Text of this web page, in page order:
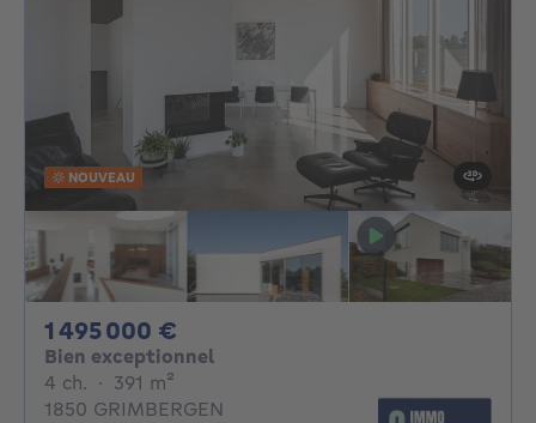
NOUVEAU
1 495 000 €
Bien exceptionnel
4 ch. 4 chambres
· 391 m²
1850 GRIMBERGEN